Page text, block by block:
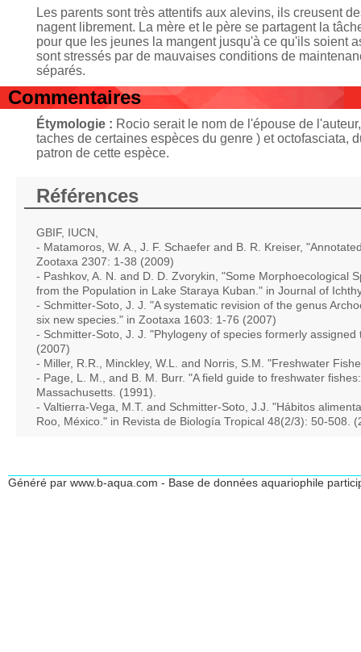
Les parents sont très attentifs aux alevins, ils creusent
nagent librement. La mère et le père se partagent la
pour que les jeunes la mangent jusqu'à ce qu'ils soient
sont stressés par de mauvaises conditions de
séparés.
Commentaires
Étymologie : Rocio serait le nom de l'épouse de
taches de certaines espèces du genre ) et octofasciata,
patron de cette espèce.
Références
GBIF, IUCN,
- Matamoros, W. A., J. F. Schaefer and B. R. Kreiser,
Zootaxa 2307: 1-38 (2009)
- Pashkov, A. N. and D. D. Zvorykin, "Some Morphoecological
from the Population in Lake Staraya Kuban." in Journal of
- Schmitter-Soto, J. J. "A systematic revision of the genus
six new species." in Zootaxa 1603: 1-76 (2007)
- Schmitter-Soto, J. J. "Phylogeny of species formerly
(2007)
- Miller, R.R., Minckley, W.L. and Norris, S.M. "Freshwater
- Page, L. M., and B. M. Burr. "A field guide to freshwater
Massachusetts. (1991).
- Valtierra-Vega, M.T. and Schmitter-Soto, J.J. "Hábitos
Roo, México." in Revista de Biología Tropical 48(2/3): 50-508.
Généré par www.b-aqua.com - Base de données aquariophile